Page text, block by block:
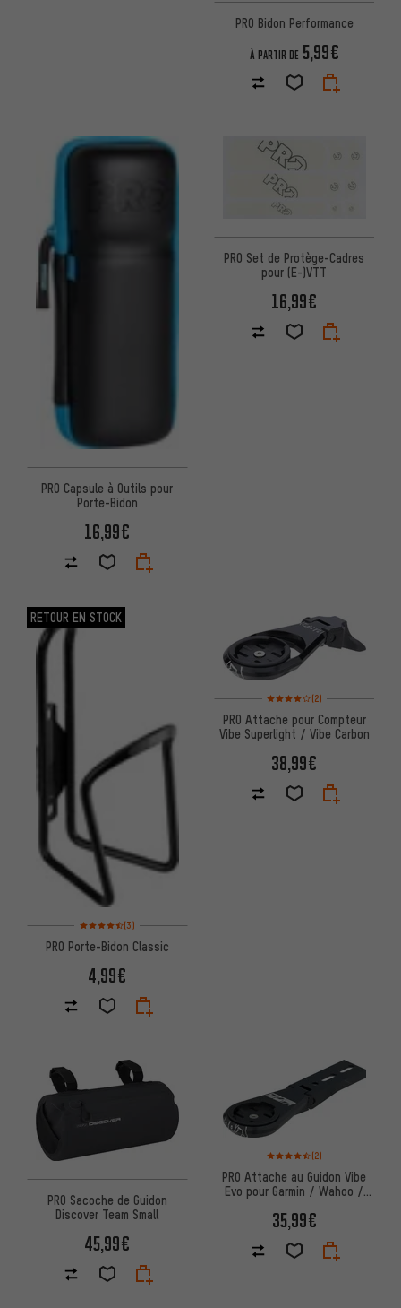
PRO Bidon Performance
À PARTIR DE 5,99€
PRO Capsule à Outils pour
Porte-Bidon
16,99€
PRO Set de Protège-Cadres
pour (E-)VTT
16,99€
RETOUR EN STOCK
Note moyenne : 4,5 sur 5 d'après 3 avis
(3)
PRO Porte-Bidon Classic
4,99€
Note moyenne : 4 sur 5
(2)
PRO Attache pour Compteur
Vibe Superlight / Vibe Carbon
38,99€
PRO Sacoche de Guidon
Discover Team Small
45,99€
Note moyenne : 4,5 sur 5
(2)
PRO Attache au Guidon Vibe
Evo pour Garmin / Wahoo /
35,99€